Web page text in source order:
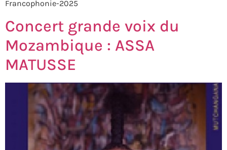
Francophonie-2025
Concert grande voix du
Mozambique : ASSA
MATUSSE